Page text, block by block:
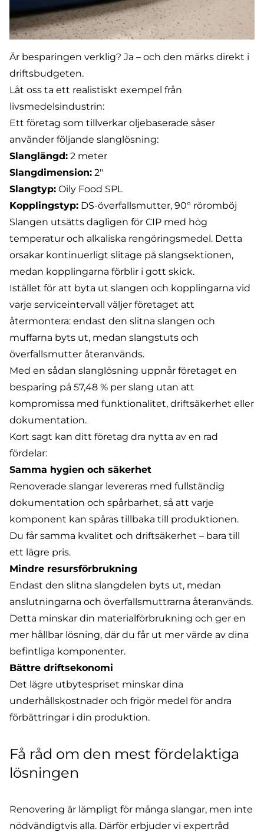
Är besparingen verklig? Ja – och den märks direkt i
driftsbudgeten.
Låt oss ta ett realistiskt exempel från
livsmedelsindustrin:
Ett företag som tillverkar oljebaserade såser
använder följande slanglösning:
Slanglängd: 2 meter
Slangdimension: 2″
Slangtyp: Oily Food SPL
Kopplingstyp: DS-överfallsmutter, 90° röromböj
Slangen utsätts dagligen för CIP med hög
temperatur och alkaliska rengöringsmedel. Detta
orsakar kontinuerligt slitage på slangsektionen,
medan kopplingarna förblir i gott skick.
Istället för att byta ut slangen och kopplingarna vid
varje serviceintervall väljer företaget att
återmontera: endast den slitna slangen och
muffarna byts ut, medan slangstuts och
överfallsmutter återanvänds.
Med en sådan slanglösning uppnår företaget en
besparing på 57,48 % per slang utan att
kompromissa med funktionalitet, driftsäkerhet eller
dokumentation.
Kort sagt kan ditt företag dra nytta av en rad
fördelar:
Samma hygien och säkerhet
Renoverade slangar levereras med fullständig
dokumentation och spårbarhet, så att varje
komponent kan spåras tillbaka till produktionen.
Du får samma kvalitet och driftsäkerhet – bara till
ett lägre pris.
Mindre resursförbrukning
Endast den slitna slangdelen byts ut, medan
anslutningarna och överfallsmuttrarna återanvänds.
Detta minskar din materialförbrukning och ger en
mer hållbar lösning, där du får ut mer värde av dina
befintliga komponenter.
Bättre driftsekonomi
Det lägre utbytespriset minskar dina
underhållskostnader och frigör medel för andra
förbättringar i din produktion.
Få råd om den mest fördelaktiga
lösningen
Renovering är lämpligt för många slangar, men inte
nödvändigtvis alla. Därför erbjuder vi expertråd